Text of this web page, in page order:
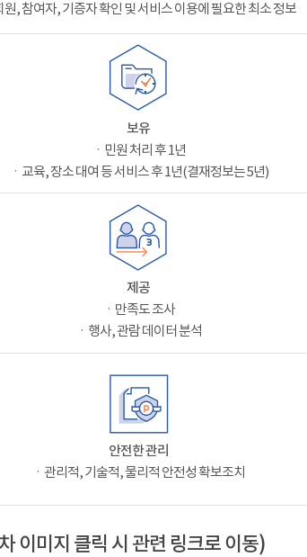
원, 참여자, 기증자 확인 및 서비스 이용에 필요한 최소 정보
보유
ㆍ민원 처리 후 1년
ㆍ교육, 장소 대여 등 서비스 후 1년(결재정보는 5년)
제공
ㆍ만족도 조사
ㆍ행사, 관람 데이터 분석
안전한 관리
ㆍ관리적, 기술적, 물리적 안전성 확보조치
이미지 클릭 시 관련 링크로 이동)